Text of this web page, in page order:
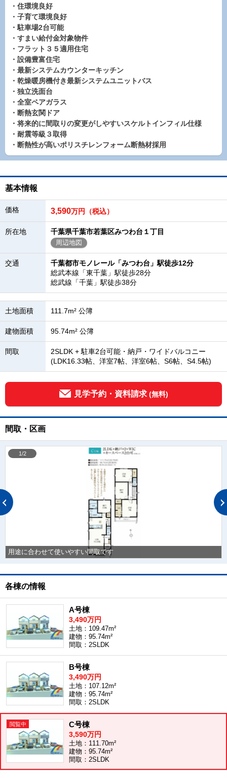
・住環境良好
・子育て環境良好
・駐車場2台可能
・すまい給付金対象物件
・フラット３５適用住宅
・設備豊富住宅
・最新システムカウンターキッチン
・乾燥暖房機付き最新システムユニットバス
・独立洗面台
・全室ペアガラス
・断熱玄関ドア
・将来的に間取りの変更がしやすいスケルトインフィル仕様
・耐震等級３取得
・断熱性が高いポリスチレンフォーム断熱材採用
基本情報
価格 3,590万円（税込）
所在地 千葉県千葉市若葉区みつわ台１丁目
周辺地図
交通
千葉都市モノレール「みつわ台」駅徒歩12分
総武本線「東千葉」駅徒歩28分
総武線「千葉」駅徒歩38分
土地面積 111.7m² 公簿
建物面積 95.74m² 公簿
間取
2SLDK + 駐車2台可能・納戸・ワイドバルコニー
(LDK16.33帖、洋室7帖、洋室6帖、S6帖、S4.5帖)
見学予約・資料請求 (無料)
間取・区画
用途に合わせて使いやすい間取です
1/2
各棟の情報
A号棟
3,490万円
土地：109.47m²
建物：95.74m²
間取：2SLDK
B号棟
3,490万円
土地：107.12m²
建物：95.74m²
間取：2SLDK
C号棟
3,590万円
土地：111.70m²
建物：95.74m²
間取：2SLDK